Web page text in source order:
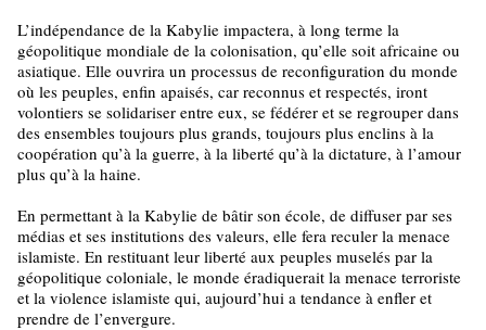
L’indépendance de la Kabylie impactera, à long terme la
géopolitique mondiale de la colonisation, qu’elle soit africaine ou
asiatique. Elle ouvrira un processus de reconfiguration du monde
où les peuples, enfin apaisés, car reconnus et respectés, iront
volontiers se solidariser entre eux, se fédérer et se regrouper dans
des ensembles toujours plus grands, toujours plus enclins à la
coopération qu’à la guerre, à la liberté qu’à la dictature, à l’amour
plus qu’à la haine.
En permettant à la Kabylie de bâtir son école, de diffuser par ses
médias et ses institutions des valeurs, elle fera reculer la menace
islamiste. En restituant leur liberté aux peuples muselés par la
géopolitique coloniale, le monde éradiquerait la menace terroriste
et la violence islamiste qui, aujourd’hui a tendance à enfler et
prendre de l’envergure.